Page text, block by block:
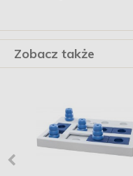
Zobacz także